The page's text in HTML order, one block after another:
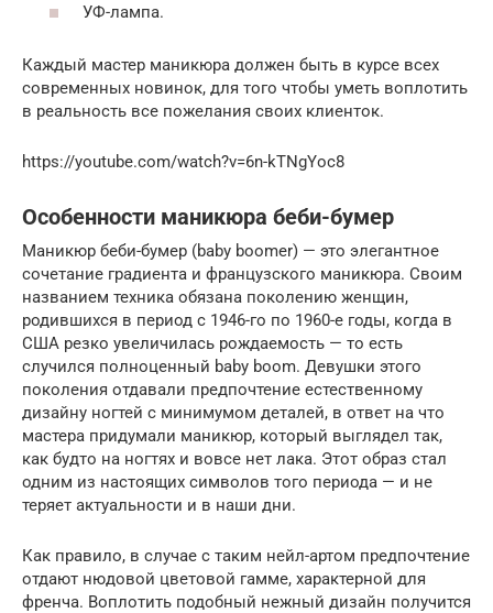
УФ-лампа.
Каждый мастер маникюра должен быть в курсе всех
современных новинок, для того чтобы уметь воплотить
в реальность все пожелания своих клиенток.
https://youtube.com/watch?v=6n-kTNgYoc8
Особенности маникюра беби-бумер
Маникюр беби-бумер (baby boomer) — это элегантное
сочетание градиента и французского маникюра. Своим
названием техника обязана поколению женщин,
родившихся в период с 1946-го по 1960-е годы, когда в
США резко увеличилась рождаемость — то есть
случился полноценный baby boom. Девушки этого
поколения отдавали предпочтение естественному
дизайну ногтей с минимумом деталей, в ответ на что
мастера придумали маникюр, который выглядел так,
как будто на ногтях и вовсе нет лака. Этот образ стал
одним из настоящих символов того периода — и не
теряет актуальности и в наши дни.
Как правило, в случае с таким нейл-артом предпочтение
отдают нюдовой цветовой гамме, характерной для
френча. Воплотить подобный нежный дизайн получится